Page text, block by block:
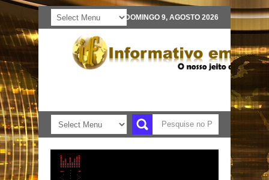
DOMINGO 9, AGOSTO 2026